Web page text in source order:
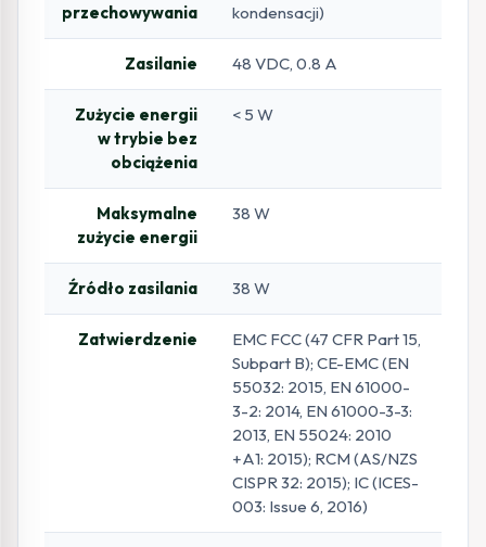
przechowywania
kondensacji)
Zasilanie 48 VDC, 0.8 A
Zużycie energii
w trybie bez
obciążenia
< 5 W
Maksymalne
zużycie energii
38 W
Źródło zasilania 38 W
Zatwierdzenie
EMC FCC (47 CFR Part 15,
Subpart B); CE-EMC (EN
55032: 2015, EN 61000-
3-2: 2014, EN 61000-3-3:
2013, EN 55024: 2010
+A1: 2015); RCM (AS/NZS
CISPR 32: 2015); IC (ICES-
003: Issue 6, 2016)